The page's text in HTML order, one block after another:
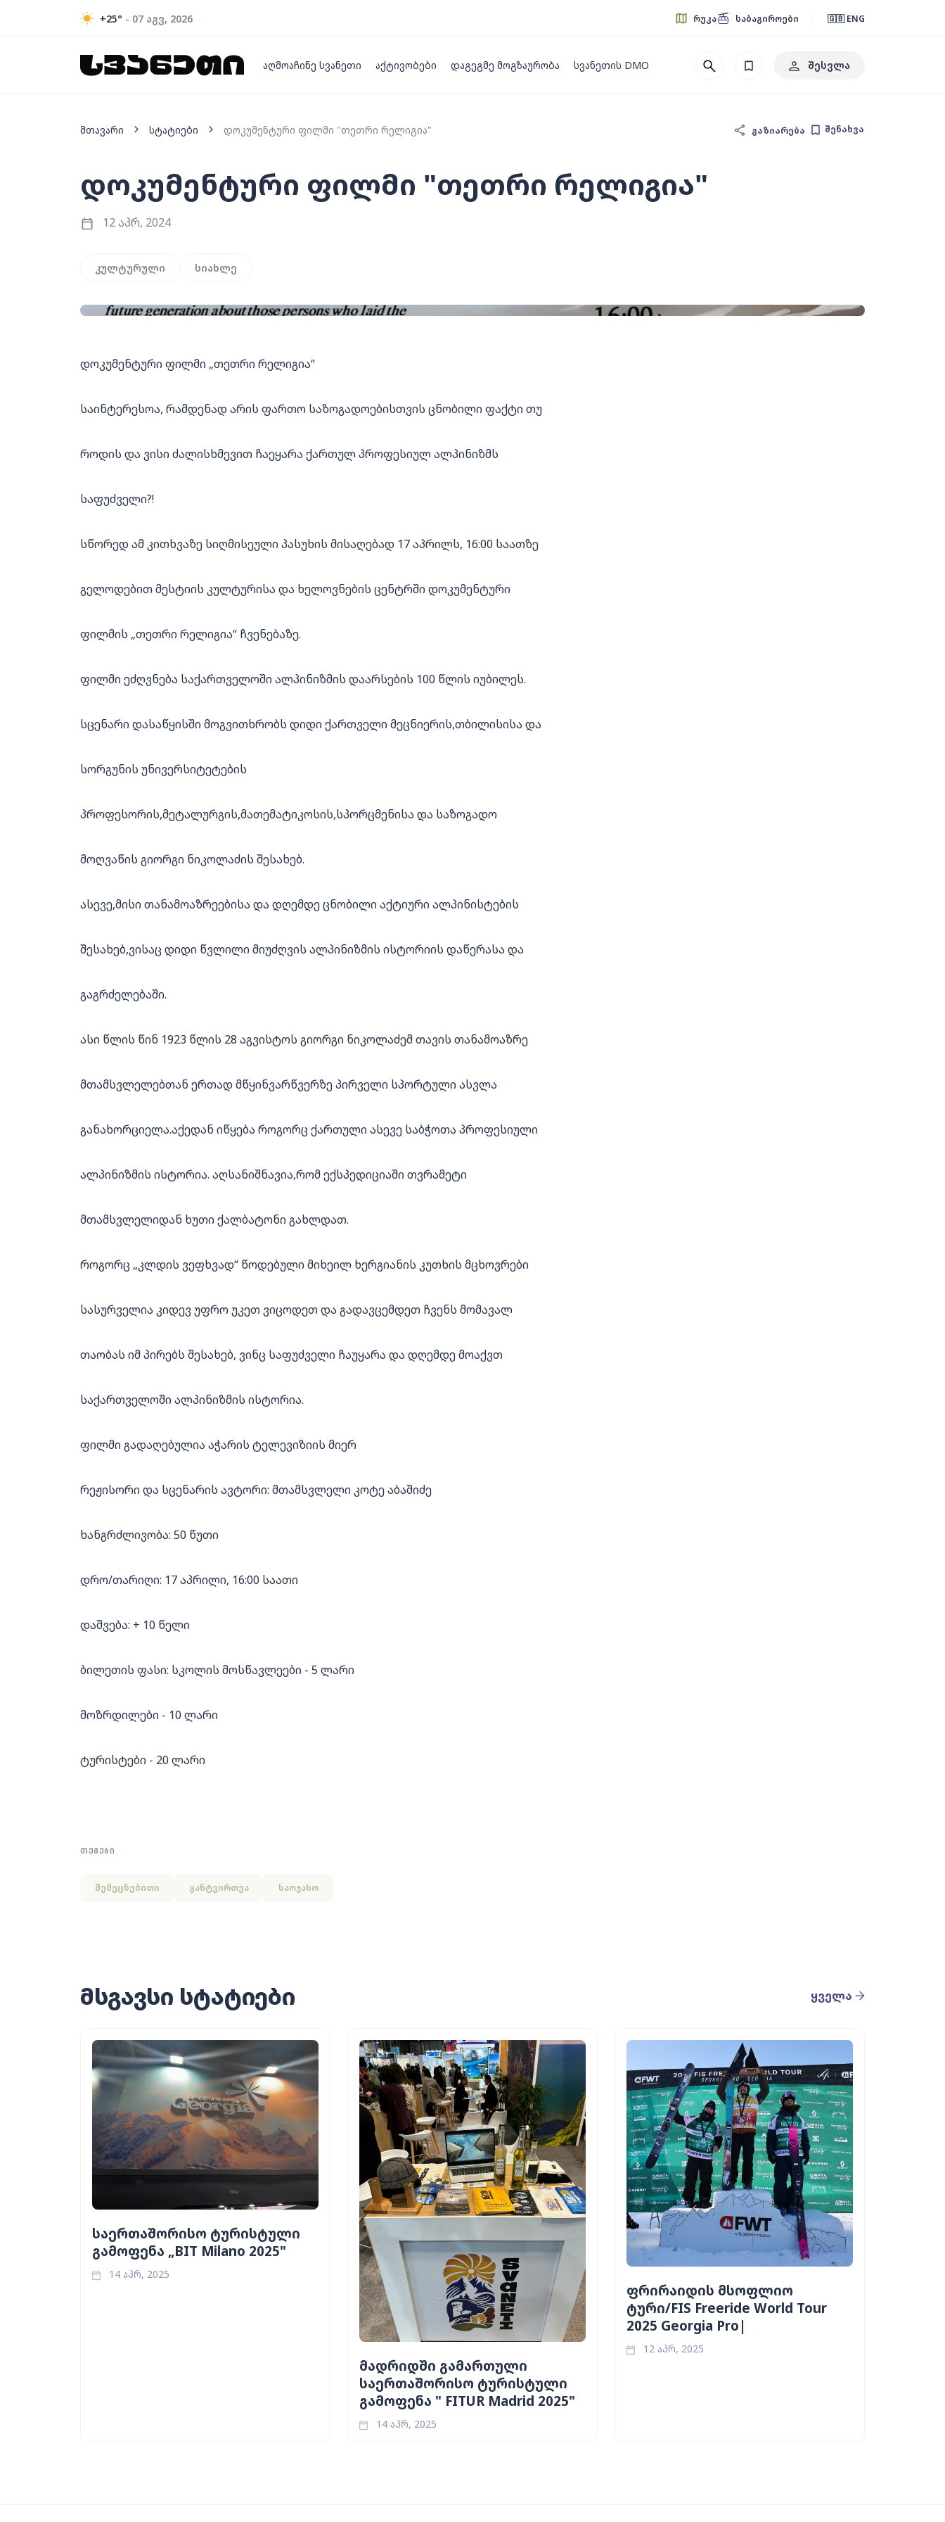
+25° - 07 აგვ, 2026 რუკა საბაგიროები 🇬🇧 ENG
აღმოაჩინე სვანეთი აქტივობები დაგეგმე მოგზაურობა სვანეთის DMO შესვლა
მთავარი სტატიები დოკუმენტური ფილმი "თეთრი რელიგია"
დოკუმენტური ფილმი "თეთრი რელიგია"
12 აპრ, 2024
გაზიარება შენახვა
კულტურული სიახლე
დოკუმენტური ფილმი „თეთრი რელიგია“
საინტერესოა, რამდენად არის ფართო საზოგადოებისთვის ცნობილი ფაქტი თუ
როდის და ვისი ძალისხმევით ჩაეყარა ქართულ პროფესიულ ალპინიზმს
საფუძველი?!
სწორედ ამ კითხვაზე სიღმისეული პასუხის მისაღებად 17 აპრილს, 16:00 საათზე
გელოდებით მესტიის კულტურისა და ხელოვნების ცენტრში დოკუმენტური
ფილმის „თეთრი რელიგია“ ჩვენებაზე.
ფილმი ეძღვნება საქართველოში ალპინიზმის დაარსების 100 წლის იუბილეს.
სცენარი დასაწყისში მოგვითხრობს დიდი ქართველი მეცნიერის,თბილისისა და
სორგუნის უნივერსიტეტების
პროფესორის,მეტალურგის,მათემატიკოსის,სპორცმენისა და საზოგადო
მოღვაწის გიორგი ნიკოლაძის შესახებ.
ასევე,მისი თანამოაზრეებისა და დღემდე ცნობილი აქტიური ალპინისტების
შესახებ,ვისაც დიდი წვლილი მიუძღვის ალპინიზმის ისტორიის დაწერასა და
გაგრძელებაში.
ასი წლის წინ 1923 წლის 28 აგვისტოს გიორგი ნიკოლაძემ თავის თანამოაზრე
მთამსვლელებთან ერთად მწყინვარწვერზე პირველი სპორტული ასვლა
განახორციელა.აქედან იწყება როგორც ქართული ასევე საბჭოთა პროფესიული
ალპინიზმის ისტორია. აღსანიშნავია,რომ ექსპედიციაში თვრამეტი
მთამსვლელიდან ხუთი ქალბატონი გახლდათ.
როგორც „კლდის ვეფხვად“ წოდებული მიხეილ ხერგიანის კუთხის მცხოვრები
სასურველია კიდევ უფრო უკეთ ვიცოდეთ და გადავცემდეთ ჩვენს მომავალ
თაობას იმ პირებს შესახებ, ვინც საფუძველი ჩაუყარა და დღემდე მოაქვთ
საქართველოში ალპინიზმის ისტორია.
ფილმი გადაღებულია აჭარის ტელევიზიის მიერ
რეჟისორი და სცენარის ავტორი: მთამსვლელი კოტე აბაშიძე
ხანგრძლივობა: 50 წუთი
დრო/თარიღი: 17 აპრილი, 16:00 საათი
დაშვება: + 10 წელი
ბილეთის ფასი: სკოლის მოსწავლეები - 5 ლარი
მოზრდილები - 10 ლარი
ტურისტები - 20 ლარი
ᲗᲔᲒᲔᲑᲘ
შემეცნებითი განტვირთვა საოჯახო
მსგავსი სტატიები ყველა
საერთაშორისო ტურისტული
გამოფენა „BIT Milano 2025"
14 აპრ, 2025
მადრიდში გამართული
საერთაშორისო ტურისტული
გამოფენა " FITUR Madrid 2025"
14 აპრ, 2025
ფრირაიდის მსოფლიო
ტური/FIS Freeride World Tour
2025 Georgia Pro|
12 აპრ, 2025